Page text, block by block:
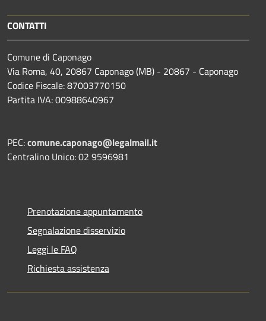
CONTATTI
Comune di Caponago
Via Roma, 40, 20867 Caponago (MB) - 20867 - Caponago
Codice Fiscale: 87003770150
Partita IVA: 00988640967
PEC:comune.caponago@legalmail.it
Centralino Unico: 02 9596981
Prenotazione appuntamento
Segnalazione disservizio
Leggi le FAQ
Richiesta assistenza